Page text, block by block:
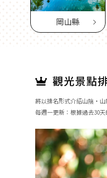
岡山縣
將以排名形式介紹山陰・山
每週一更新：根據過去30